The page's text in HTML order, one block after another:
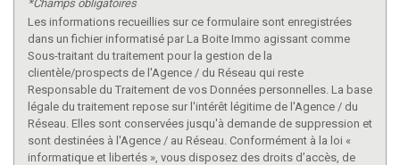
*Champs obligatoires
Les informations recueillies sur ce formulaire sont enregistrées
dans un fichier informatisé par La Boite Immo agissant comme
Sous-traitant du traitement pour la gestion de la
clientèle/prospects de l'Agence / du Réseau qui reste
Responsable du Traitement de vos Données personnelles. La base
légale du traitement repose sur l'intérêt légitime de l'Agence / du
Réseau. Elles sont conservées jusqu'à demande de suppression et
sont destinées à l'Agence / au Réseau. Conformément à la loi «
informatique et libertés », vous disposez des droits d’accès, de